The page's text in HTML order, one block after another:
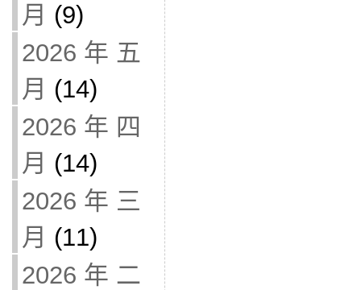
月 (9)
2026 年 五
月 (14)
2026 年 四
月 (14)
2026 年 三
月 (11)
2026 年 二